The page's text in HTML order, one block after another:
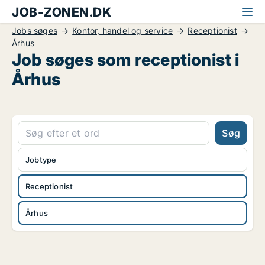
JOB-ZONEN.DK
Jobs søges Kontor, handel og service
Receptionist
Århus
Job søges som receptionist i
Århus
Søg
Receptionist
Århus
Jobtype